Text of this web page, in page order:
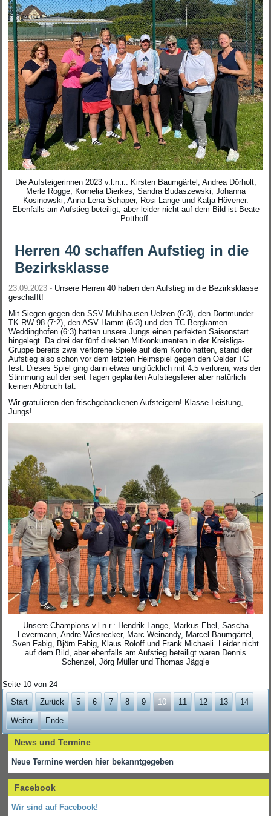
Die Aufsteigerinnen 2023 v.l.n.r.: Kirsten Baumgärtel, Andrea Dörholt,
Merle Rogge, Kornelia Dierkes, Sandra Budaszewski, Johanna
Kosinowski, Anna-Lena Schaper, Rosi Lange und Katja Hövener.
Ebenfalls am Aufstieg beteiligt, aber leider nicht auf dem Bild ist Beate
Potthoff.
Herren 40 schaffen Aufstieg in die
Bezirksklasse
23.09.2023 - Unsere Herren 40 haben den Aufstieg in die Bezirksklasse
geschafft!
Mit Siegen gegen den SSV Mühlhausen-Uelzen (6:3), den Dortmunder
TK RW 98 (7:2), den ASV Hamm (6:3) und den TC Bergkamen-
Weddinghofen (6:3) hatten unsere Jungs einen perfekten Saisonstart
hingelegt. Da drei der fünf direkten Mitkonkurrenten in der Kreisliga-
Gruppe bereits zwei verlorene Spiele auf dem Konto hatten, stand der
Aufstieg also schon vor dem letzten Heimspiel gegen den Oelder TC
fest. Dieses Spiel ging dann etwas unglücklich mit 4:5 verloren, was der
Stimmung auf der seit Tagen geplanten Aufstiegsfeier aber natürlich
keinen Abbruch tat.
Wir gratulieren den frischgebackenen Aufsteigern! Klasse Leistung,
Jungs!
Unsere Champions v.l.n.r.: Hendrik Lange, Markus Ebel, Sascha
Levermann, Andre Wiesrecker, Marc Weinandy, Marcel Baumgärtel,
Sven Fabig, Björn Fabig, Klaus Roloff und Frank Michaeli. Leider nicht
auf dem Bild, aber ebenfalls am Aufstieg beteiligt waren Dennis
Schenzel, Jörg Müller und Thomas Jäggle
Seite 10 von 24
Start
Zurück 5 6 7 8 9 10 11 12 13 14
Weiter Ende
News und Termine
Neue Termine werden hier bekanntgegeben
Facebook
Wir sind auf Facebook!